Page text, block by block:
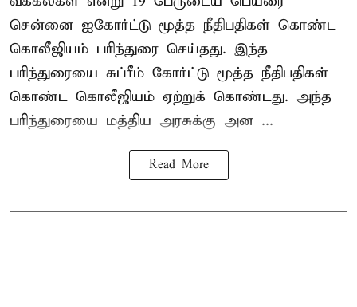
சென்னை ஐகோர்ட்டு மூத்த நீதிபதிகள் கொண்ட
கொலீஜியம் பரிந்துரை செய்தது. இந்த
பரிந்துரையை சுப்ரீம் கோர்ட்டு மூத்த நீதிபதிகள்
கொண்ட கொலீஜியம் ஏற்றுக் கொண்டது. அந்த
பரிந்துரையை மத்திய அரசுக்கு அன ...
Read More